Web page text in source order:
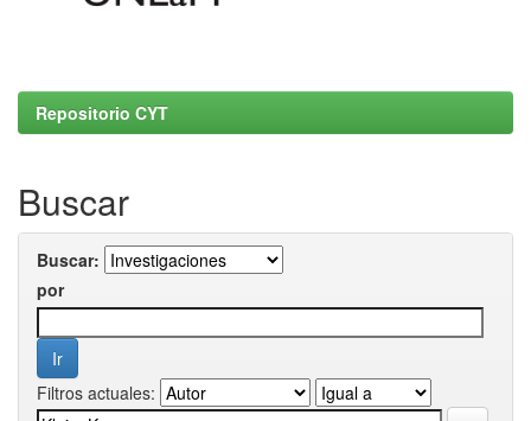
Repositorio CYT
Buscar
Buscar:
por
Filtros actuales: